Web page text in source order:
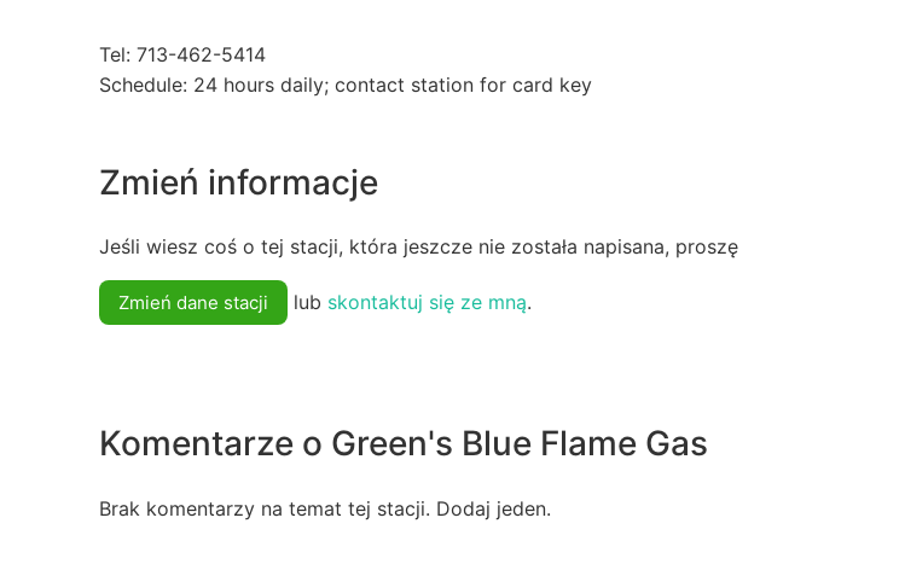
Tel: 713-462-5414
Schedule: 24 hours daily; contact station for card key
Zmień informacje
Jeśli wiesz coś o tej stacji, która jeszcze nie została napisana, proszę
Zmień dane stacji lub skontaktuj się ze mną.
Komentarze o Green's Blue Flame Gas
Brak komentarzy na temat tej stacji. Dodaj jeden.